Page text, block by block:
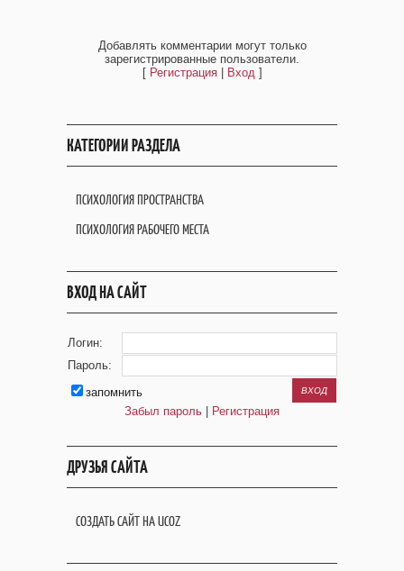
Добавлять комментарии могут только
зарегистрированные пользователи.
[ Регистрация| Вход]
КАТЕГОРИИ РАЗДЕЛА
ПСИХОЛОГИЯ ПРОСТРАНСТВА
ПСИХОЛОГИЯ РАБОЧЕГО МЕСТА
ВХОД НА САЙТ
Логин:
Пароль:
запомнить
Забыл пароль
Регистрация
ДРУЗЬЯ САЙТА
СОЗДАТЬ САЙТ НА UCOZ